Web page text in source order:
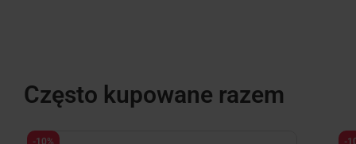
Często kupowane razem